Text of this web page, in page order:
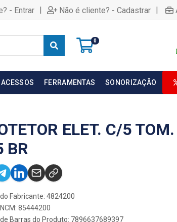
- Entrar | Não é cliente? - Cadastrar |
0
FERRAMENTAS SONORIZAÇÃO
ELET. C/5
BR
Fabricante: 4824200
85444200
Barras do Produto: 7896637689397